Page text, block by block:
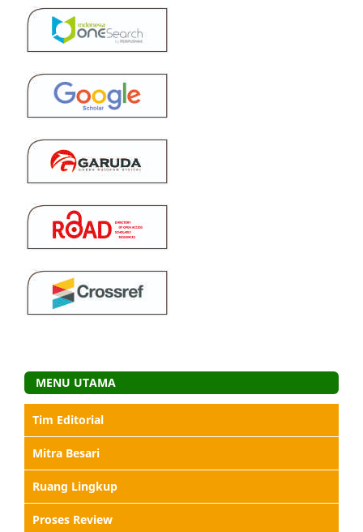
MENU UTAMA
Tim Editorial
Mitra Besari
Ruang Lingkup
Proses Review